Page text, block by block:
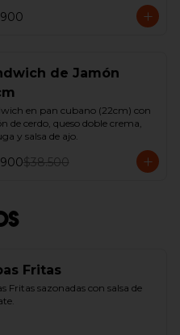
de Jamón
en pan cubano (22cm) con
de cerdo, queso doble crema,
y salsa de ajo.
$38.500
Fritas
Fritas sazonadas con salsa de